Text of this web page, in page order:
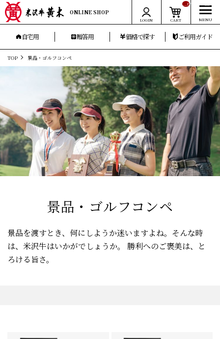
ONLINE SHOP
LOGIN CART
__ITM_CNT__
自宅用 贈答用 価格で探す ご利用ガイド
TOP 景品・ゴルフコンペ
景品・ゴルフコンペ
景品を渡すとき、何にしようか迷いますよね。そんな時
は、米沢牛はいかがでしょうか。
勝利へのご褒美は、と
ろける旨さ。